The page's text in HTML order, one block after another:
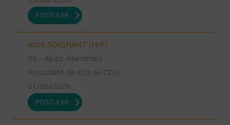
POSTULER
AIDE SOIGNANT (H/F)
06 - Alpes-Maritimes
Possibilité de CDI ou CDD
01/08/2026
POSTULER